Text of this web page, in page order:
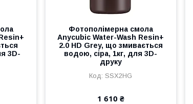
3D-
Фотополімерна смола
Anycubic Water-Wash Resin+
2.0 HD Grey, що змивається
водою, сіра, 1кг, для 3D-
друку
SSX2HG
1 610 ₴